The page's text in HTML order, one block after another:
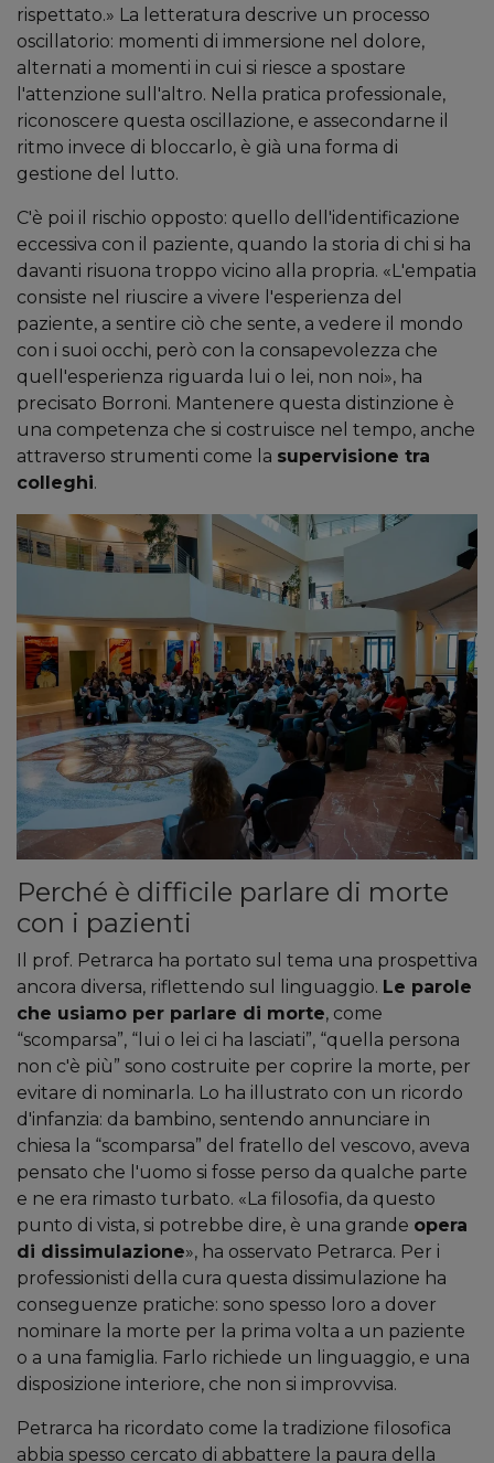
rispettato.» La letteratura descrive un processo
oscillatorio: momenti di immersione nel dolore,
alternati a momenti in cui si riesce a spostare
l'attenzione sull'altro. Nella pratica professionale,
riconoscere questa oscillazione, e assecondarne il
ritmo invece di bloccarlo, è già una forma di
gestione del lutto.
C'è poi il rischio opposto: quello dell'identificazione
eccessiva con il paziente, quando la storia di chi si ha
davanti risuona troppo vicino alla propria. «L'empatia
consiste nel riuscire a vivere l'esperienza del
paziente, a sentire ciò che sente, a vedere il mondo
con i suoi occhi, però con la consapevolezza che
quell'esperienza riguarda lui o lei, non noi», ha
precisato Borroni. Mantenere questa distinzione è
una competenza che si costruisce nel tempo, anche
attraverso strumenti come la supervisione tra
colleghi.
Perché è difficile parlare di morte
con i pazienti
Il prof. Petrarca ha portato sul tema una prospettiva
ancora diversa, riflettendo sul linguaggio. Le parole
che usiamo per parlare di morte, come
“scomparsa”, “lui o lei ci ha lasciati”, “quella persona
non c'è più” sono costruite per coprire la morte, per
evitare di nominarla. Lo ha illustrato con un ricordo
d'infanzia: da bambino, sentendo annunciare in
chiesa la “scomparsa” del fratello del vescovo, aveva
pensato che l'uomo si fosse perso da qualche parte
e ne era rimasto turbato. «La filosofia, da questo
punto di vista, si potrebbe dire, è una grande opera
di dissimulazione», ha osservato Petrarca. Per i
professionisti della cura questa dissimulazione ha
conseguenze pratiche: sono spesso loro a dover
nominare la morte per la prima volta a un paziente
o a una famiglia. Farlo richiede un linguaggio, e una
disposizione interiore, che non si improvvisa.
Petrarca ha ricordato come la tradizione filosofica
abbia spesso cercato di abbattere la paura della